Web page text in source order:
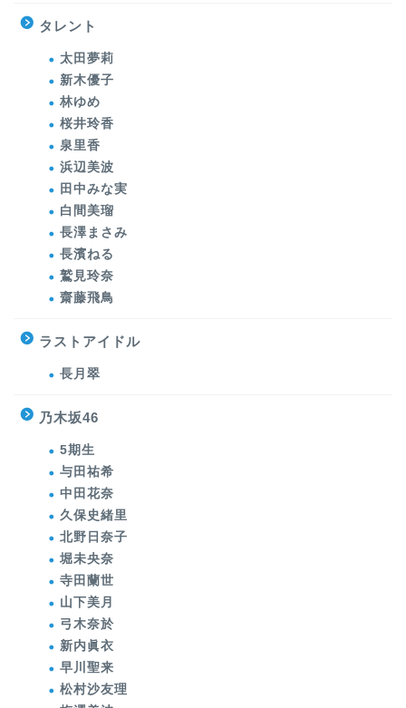
タレント
太田夢莉
新木優子
林ゆめ
桜井玲香
泉里香
浜辺美波
田中みな実
白間美瑠
長澤まさみ
長濱ねる
鷲見玲奈
齋藤飛鳥
ラストアイドル
長月翠
乃木坂46
5期生
与田祐希
中田花奈
久保史緒里
北野日奈子
堀未央奈
寺田蘭世
山下美月
弓木奈於
新内眞衣
早川聖来
松村沙友理